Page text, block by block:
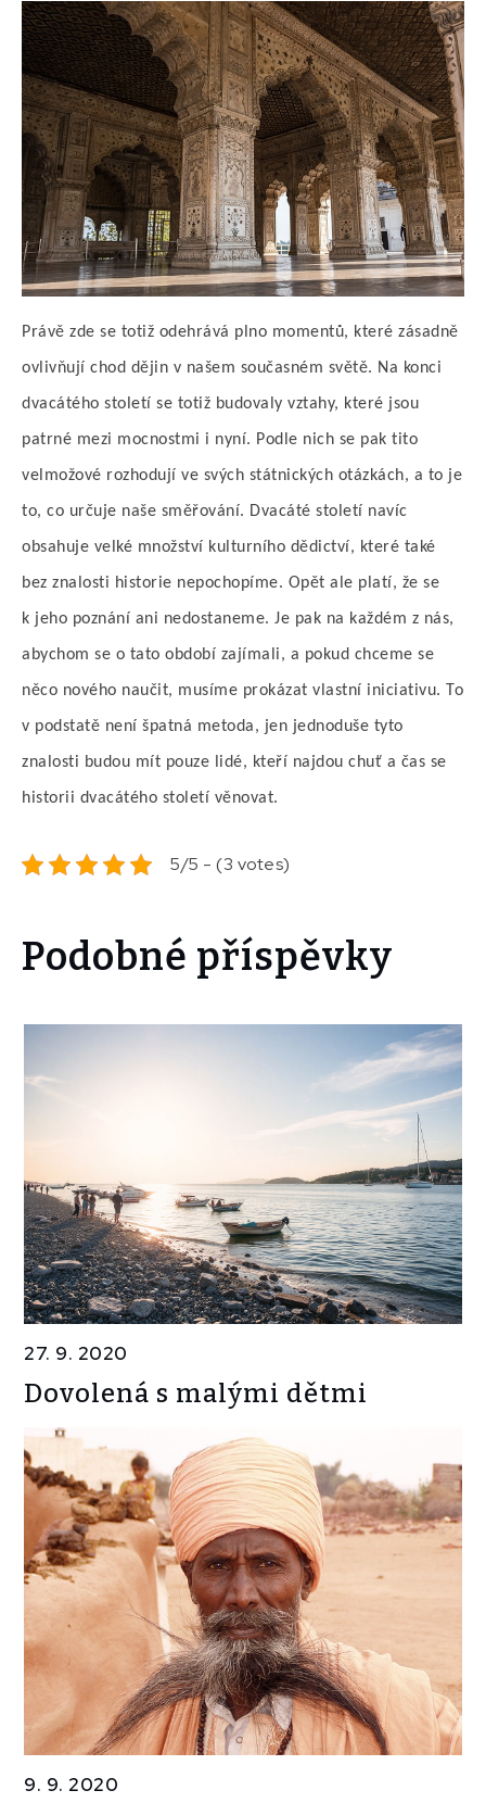
Právě zde se totiž odehrává plno momentů, které zásadně
ovlivňují chod dějin v našem současném světě. Na konci
dvacátého století se totiž budovaly vztahy, které jsou
patrné mezi mocnostmi i nyní. Podle nich se pak tito
velmožové rozhodují ve svých státnických otázkách, a to je
to, co určuje naše směřování. Dvacáté století navíc
obsahuje velké množství kulturního dědictví, které také
bez znalosti historie nepochopíme. Opět ale platí, že se
k jeho poznání ani nedostaneme. Je pak na každém z nás,
abychom se o tato období zajímali, a pokud chceme se
něco nového naučit, musíme prokázat vlastní iniciativu. To
v podstatě není špatná metoda, jen jednoduše tyto
znalosti budou mít pouze lidé, kteří najdou chuť a čas se
historii dvacátého století věnovat.
5/5 - (3 votes)
Podobné příspěvky
27. 9. 2020
Dovolená s malými dětmi
9. 9. 2020